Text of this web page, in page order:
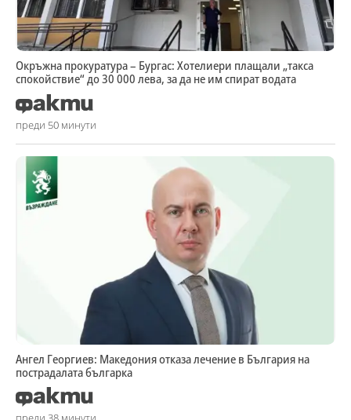
Окръжна прокуратура – Бургас: Хотелиери плащали „такса
спокойствие“ до 30 000 лева, за да не им спират водата
преди 50 минути
Ангел Георгиев: Македония отказа лечение в България на
пострадалата българка